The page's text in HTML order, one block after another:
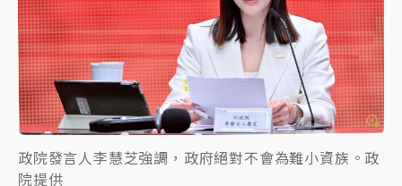
政院發言人李慧芝強調，政府絕對不會為難小資族。政
院提供